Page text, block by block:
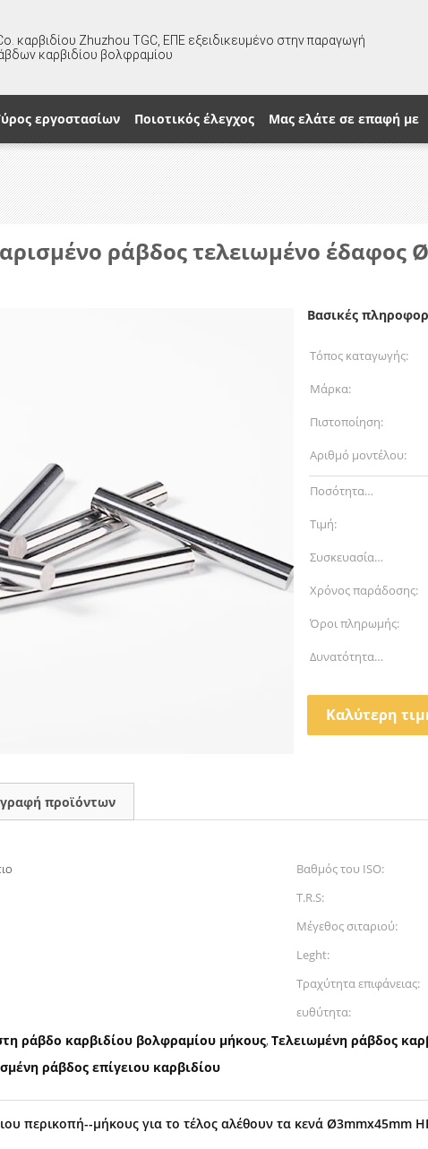
καρβιδίου Zhuzhou TGC, ΕΠΕ εξειδικευμένο στην παραγωγή
καρβιδίου βολφραμίου
εργοστασίων Ποιοτικός έλεγχος Μας ελάτε σε επαφή με
ράβδος τελειωμένο έδαφος
Βασικές
Τόπος καταγωγής:
Μάρκα:
Πιστοποίηση:
Αριθμό μοντέλου:
Ποσότητα
παραγγελίας min:
Τιμή:
Συσκευασία
λεπτομέρειες:
Χρόνος παράδοσης:
Όροι πληρωμής:
Δυνατότητα
Καλύτερη
προϊόντων
Βαθμός του ISO:
T.R.S:
Μέγεθος σιταριού:
Leght:
Τραχύτητα επιφάνειας:
ευθύτητα:
ράβδο καρβιδίου βολφραμίου μήκους,Τελειωμένη ράβδος
ράβδος επίγειου καρβιδίου
περικοπή--μήκους για το τέλος αλέθουν τα κενά Ø3mmx45mm